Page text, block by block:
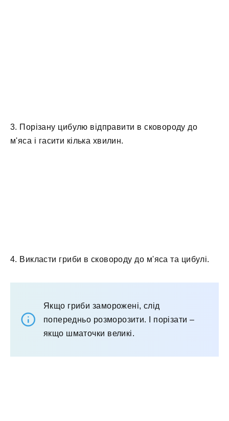
3. Порізану цибулю відправити в сковороду до
м'яса і гасити кілька хвилин.
4. Викласти гриби в сковороду до м'яса та цибулі.
Якщо гриби заморожені, слід
попередньо розморозити. І порізати –
якщо шматочки великі.